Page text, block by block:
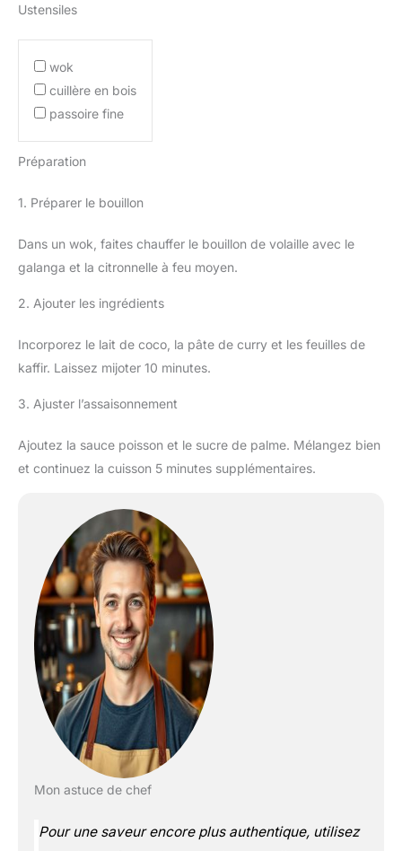
Ustensiles
wok
cuillère en bois
passoire fine
Préparation
1. Préparer le bouillon
Dans un wok, faites chauffer le bouillon de volaille avec le
galanga et la citronnelle à feu moyen.
2. Ajouter les ingrédients
Incorporez le lait de coco, la pâte de curry et les feuilles de
kaffir. Laissez mijoter 10 minutes.
3. Ajuster l’assaisonnement
Ajoutez la sauce poisson et le sucre de palme. Mélangez bien
et continuez la cuisson 5 minutes supplémentaires.
Mon astuce de chef
Pour une saveur encore plus authentique, utilisez